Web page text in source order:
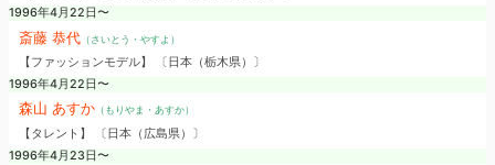
1996年4月22日〜
斎藤 恭代（さいとう・やすよ）
【ファッションモデル】 〔日本（栃木県）〕
1996年4月22日〜
森山 あすか（もりやま・あすか）
【タレント】 〔日本（広島県）〕
1996年4月23日〜